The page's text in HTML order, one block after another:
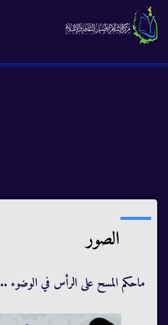
الصور
ماحكم المسح على الرأس في الوضوء ..